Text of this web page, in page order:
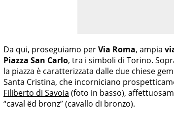
Da qui, proseguiamo perVia Roma, ampia
Piazza San Carlo, tra i simboli di Torino.
la piazza è caratterizzata dalle due chiese
Santa Cristina, che incorniciano
Filiberto di Savoia (foto in basso),
“caval ëd bronz” (cavallo di bronzo).